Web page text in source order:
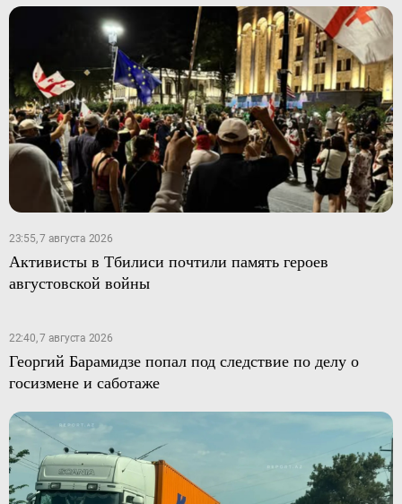
23:55, 7 августа 2026
Активисты в Тбилиси почтили память героев
августовской войны
22:40, 7 августа 2026
Георгий Барамидзе попал под следствие по делу о
госизмене и саботаже